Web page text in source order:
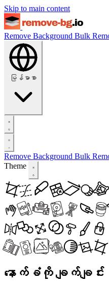
Skip to main content
Remove Background Bulk
မြန်မာစာ
Remove Background Bulk
Theme
နောက်ခံကို ချက်ချင်း